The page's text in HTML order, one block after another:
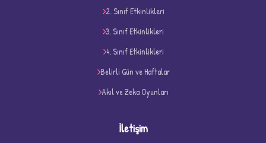
D
2. Sınıf Etkinlikleri
3. Sınıf Etkinlikleri
4. Sınıf Etkinlikleri
Belirli Gün ve Haftalar
Akıl ve Zeka Oyunları
İletişim